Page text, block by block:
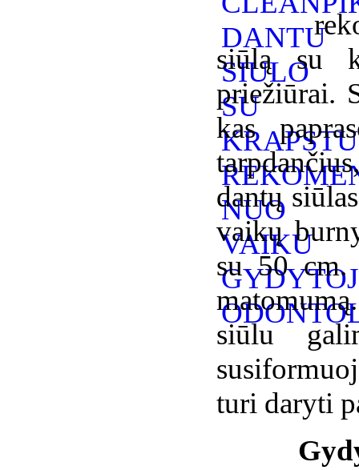
siūlą su
priežiūrai.
kas
dantų
vaikų
su 50
siūlu
turi daryti